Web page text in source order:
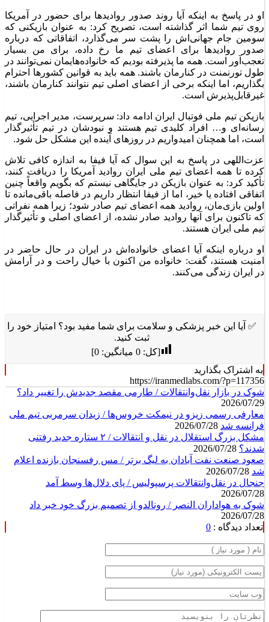
او در پاسخ به اینکه آیا روند صدور روادید‌ها برای حضور در آمریکا
روی تیم شما اثر گذاشته است، تصریح کرد: به عنوان بازیکنی که
سومین جام جهانی‌اش را پشت سر می‌گذارد، اتفاقاتی که درباره
صدور روادید‌ها برای اعضای تیم ما رخ داده، برای من بسیار
تعجب‌آور است. همه ما پذیرفته بودیم که خانواده‌هایمان نمی‌توانند در
طول تورنمنت در کنارمان باشند. همه باید به قوانین کشور‌ها احترام
بگذاریم، اما اینکه برخی از اعضای اصلی تیم نتوانند کنارمان باشند،
غیرقابل‌پذیرش است.
بازیکن تیم ملی فوتبال ایران ادامه داد: سرپرست، مدیر اجرایی، تیم
رسانه‌ای و… افراد کلیدی تیم هستند و نبودشان در تیم تأثیرگذار
است، اما همچنان امیدواریم در روز‌های آینده این مشکل حل شود.
عزت‌اللهی در پاسخ به این سوال که آیا فیفا به اندازه کافی تلاش
کرده تا همه اعضای تیم ملی ایران روادید آمریکا را دریافت کنند،
تأکید کرد: به عنوان بازیکن در جایگاهی نیستم که بگویم واقعاً چنین
اتفاقی افتاده یا خیر، اما از فیفا انتظار داریم در فاصله باقی‌مانده تا
اولین بازی‌مان، روادید همه اعضای تیم صادر شود؛ زیرا همه نفراتی
که تاکنون برای آنها روادید صادر نشده، از اعضای اصلی و تأثیرگذار
تیم ملی ایران هستند.
او درباره اینکه آیا اعضای خانواده‌اش در ایران در حال حاضر در
امنیت هستند، گفت: خانواده من اکنون با خیال راحت و در آرامش
در ایران زندگی می‌کنند.
✅ آیا این خبر پزشکی و سلامت برای شما مفید بود؟ امتیاز خود را
ثبت کنید.
[کل:0 میانگین:0
]
به اشتراک بگذارید
https://iranmedlabs.com/?p=117356
شوک در بازار نقل‌وانتقالات / طارمی مقصد جدیدش را تغییر داد؟
2026/07/29
معارفی رسمی زیزو در نیمکت خروس‌ها / زیدان سرمربی تیم ملی
فرانسه شد
مشکل بزرگ استقلال در نقل و انتقالات / ۲ ستاره جدید رفتنی
شدند؟
صعود صنعت نفت آبادان به لیگ برتر / مس رفسنجان بازنده اعلام
شد
جنجال در نقل‌وانتقالات پرسپولیس / پای دلال‌ها وسط آمد
2026/07/28
شوک به هواداران النصر / رونالدو از تصمیم بزرگ خود خبر داد
2026/07/28
تعداد دیدگاه : 0